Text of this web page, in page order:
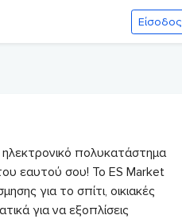
Είσοδος
πολυκατάστημα
εαυτού σου! Το ES Market
για το σπίτι, οικιακές
για να εξοπλίσεις